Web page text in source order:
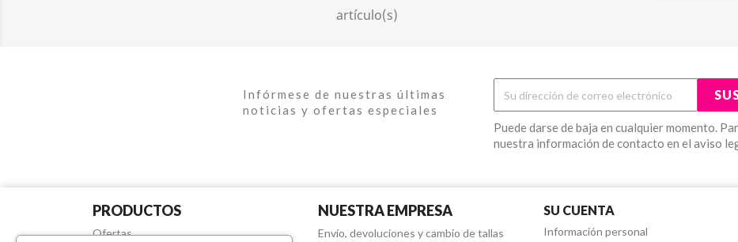
artículo(s)
Infórmese de nuestras últimas
noticias y ofertas especiales
Puede darse de baja en cualquier momento.
nuestra información de contacto en el aviso
PRODUCTOS
Ofertas
NUESTRA EMPRESA
Envío, devoluciones y cambio de tallas
SU CUENTA
Información personal